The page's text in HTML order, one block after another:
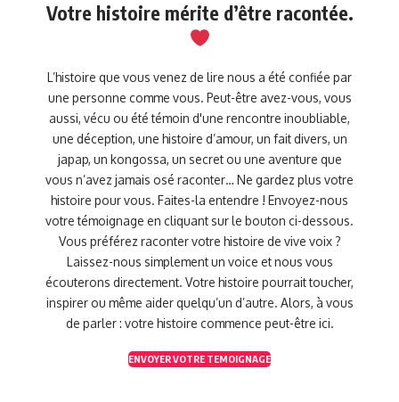
Votre histoire mérite d’être racontée.
L’histoire que vous venez de lire nous a été confiée par
une personne comme vous. Peut-être avez-vous, vous
aussi, vécu ou été témoin d'une rencontre inoubliable,
une déception, une histoire d’amour, un fait divers, un
japap, un kongossa, un secret ou une aventure que
vous n’avez jamais osé raconter… Ne gardez plus votre
histoire pour vous. Faites-la entendre ! Envoyez-nous
votre témoignage en cliquant sur le bouton ci-dessous.
Vous préférez raconter votre histoire de vive voix ?
Laissez-nous simplement un voice et nous vous
écouterons directement. Votre histoire pourrait toucher,
inspirer ou même aider quelqu’un d’autre. Alors, à vous
de parler : votre histoire commence peut-être ici.
ENVOYER VOTRE TEMOIGNAGE